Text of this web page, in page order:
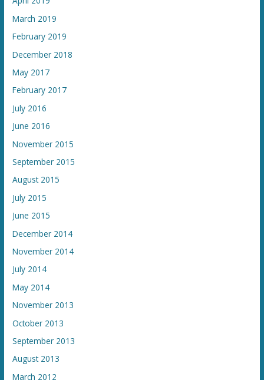
March 2019
February 2019
December 2018
May 2017
February 2017
July 2016
June 2016
November 2015
September 2015
August 2015
July 2015
June 2015
December 2014
November 2014
July 2014
May 2014
November 2013
October 2013
September 2013
August 2013
March 2012